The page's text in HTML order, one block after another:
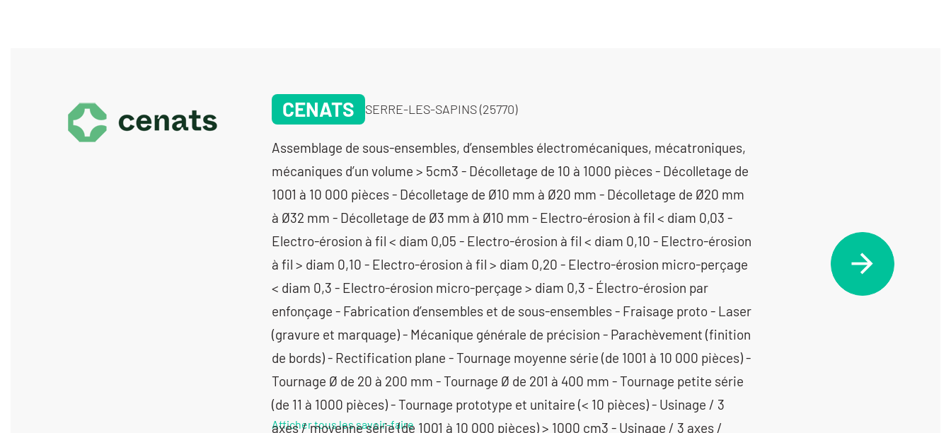
CENATS SERRE-LES-SAPINS (25770)
Assemblage de sous-ensembles, d’ensembles électromécaniques, mécatroniques, mécaniques d’un volume > 5cm3 - Décolletage de 10 à 1000 pièces - Décolletage de 1001 à 10 000 pièces - Décolletage de Ø10 mm à Ø20 mm - Décolletage de Ø20 mm à Ø32 mm - Décolletage de Ø3 mm à Ø10 mm - Electro-érosion à fil < diam 0,03 - Electro-érosion à fil < diam 0,05 - Electro-érosion à fil < diam 0,10 - Electro-érosion à fil > diam 0,10 - Electro-érosion à fil > diam 0,20 - Electro-érosion micro-perçage < diam 0,3 - Electro-érosion micro-perçage > diam 0,3 - Électro-érosion par enfonçage - Fabrication d’ensembles et de sous-ensembles - Fraisage proto - Laser (gravure et marquage) - Mécanique générale de précision - Parachèvement (finition de bords) - Rectification plane - Tournage moyenne série (de 1001 à 10 000 pièces) - Tournage Ø de 20 à 200 mm - Tournage Ø de 201 à 400 mm - Tournage petite série (de 11 à 1000 pièces) - Tournage prototype et unitaire (< 10 pièces) - Usinage / 3 axes / moyenne série (de 1001 à 10 000 pièces) > 1000 cm3 - Usinage / 3 axes / moyenne série (de 1001 à 10 000 pièces) entre 350 cm3 et 1000 cm3 - Usinage / 3 axes /petite série (de 10 à 1000 pièces) < 350 cm3 - Usinage / 3 axes /petite série (de 10 à 1000 pièces) > 1000 cm3 - Usinage / 3 axes /petite série (de 10 à 1000 pièces) entre 350 cm3 et 1000 cm3 - Usinage / 3 axes /prototype et unitaire (< 10 pièces) < 350 cm3 - Usinage / 3 axes /prototype et unitaire (< 10 pièces) > 1000 cm3 - Usinage / 3 axes /prototype et unitaire (< 10 pièces) entre 350 cm3 et 1000 cm3 - Usinage / 4 axes / moyenne série (de 1001 à 10 000 pièces) < 350 cm3 - Usinage / 4 axes / moyenne série (de 1001 à 10 000 pièces) entre 350 cm3 et 1000 cm3 - Usinage / 4 axes /petite série (de 10 à 1000 pièces) < 350 cm3 -
Afficher tous les savoir-faire